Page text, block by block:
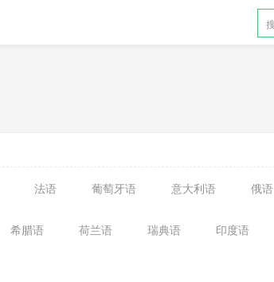
法语 葡萄牙语 意大利语 俄语
希腊语 荷兰语 瑞典语 印度语